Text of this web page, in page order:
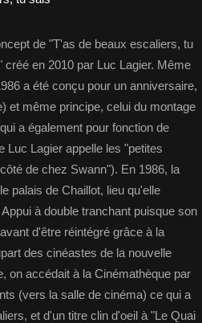
de "T'as de beaux escaliers, tu
en 2010 par Luc Lagier. Même
a été conçu pour un anniversaire,
et même principe, celui du montage
a également pour fonction de
Luc Lagier appelle les "petites
de chez Swann"). En 1986, la
palais de Chaillot, lieu qu'elle
à double tranchant puisque son
d'être réintégré grâce à la
des cinéastes de la nouvelle
on accédait à la Cinémathèque par
(vers la salle de cinéma) ce qui a
et d'un titre clin d'oeil à "Le Quai